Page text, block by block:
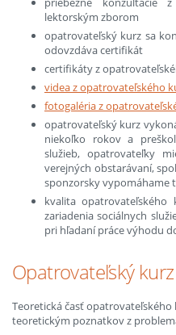
lektorským zborom
opatrovateľský kurz sa
odovzdáva certifikát
certifikáty z
videa z opatrovateľského
fotogaléria z
opatrovateľský kurz
niekoľko rokov a
služieb, opatrovateľky
verejných obstarávaní,
sponzorsky vypomáhame
kvalita
zariadenia sociálnych
pri hľadaní práce výhodu
Opatrovateľský
Teoretická časť opatrovateľského
teoretickým poznatkov z